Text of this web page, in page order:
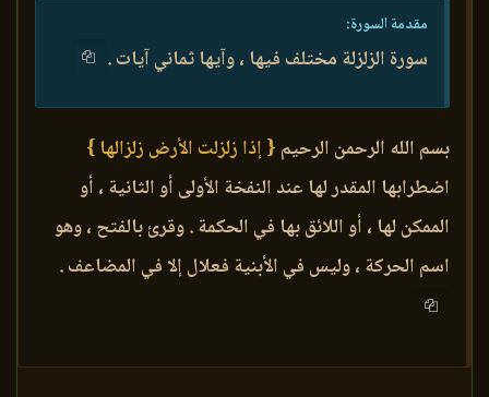
مقدمة السورة:
سورة الزلزلة مختلف فيها ، وآيها ثماني آيات .
بسم الله الرحمن الرحيم { إذا زلزلت الأرض زلزالها }
اضطرابها المقدر لها عند النفخة الأولى أو الثانية ، أو
الممكن لها ، أو اللائق بها في الحكمة . وقرئ بالفتح ، وهو
اسم الحركة ، وليس في الأبنية فعلال إلا في المضاعف .